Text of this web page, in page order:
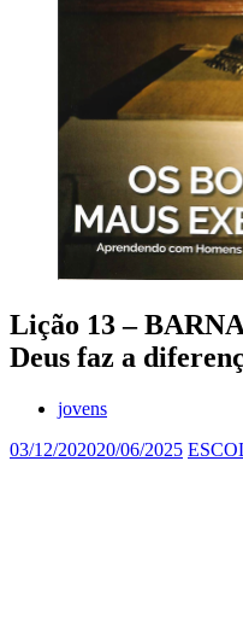
Lição 13 –
Deus faz a
jovens
03/12/202020/06/2025